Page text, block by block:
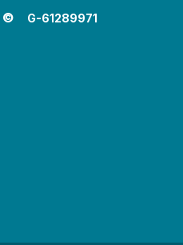
© G-61289971